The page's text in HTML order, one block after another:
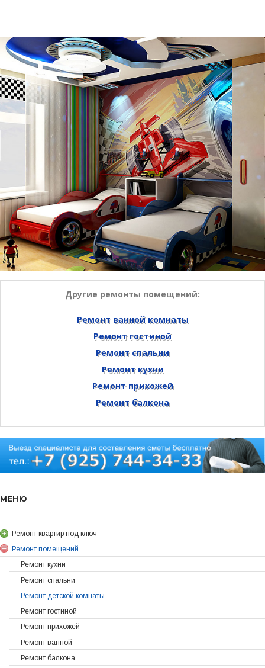
Другие ремонты помещений:
Ремонт ванной комнаты
Ремонт гостиной
Ремонт спальни
Ремонт кухни
Ремонт прихожей
Ремонт балкона
МЕНЮ
Ремонт квартир под ключ
Ремонт помещений
Ремонт кухни
Ремонт спальни
Ремонт детской комнаты
Ремонт гостиной
Ремонт прихожей
Ремонт ванной
Ремонт балкона